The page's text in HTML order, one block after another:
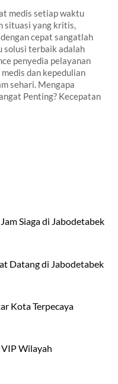
medis setiap waktu
situasi yang kritis,
cepat sangatlah
solusi terbaik adalah
penyedia pelayanan
dan kepedulian
sehari. Mengapa
Penting? Kecepatan
Siaga di Jabodetabek
Datang di Jabodetabek
Kota Terpecaya
Wilayah